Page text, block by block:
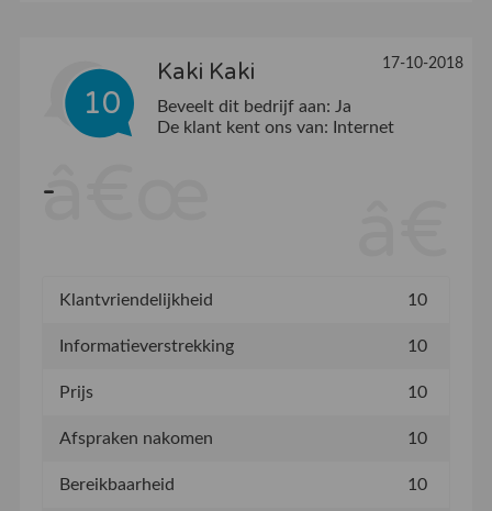
10
Kaki Kaki 17-10-2018
Beveelt dit bedrijf aan: Ja
De klant kent ons van:
Internet
-
Klantvriendelijkheid 10
Informatieverstrekking 10
Prijs 10
Afspraken nakomen 10
Bereikbaarheid 10